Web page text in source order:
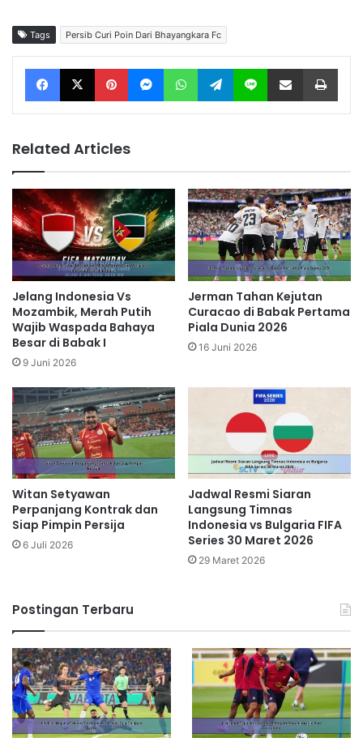
Tags Persib Curi Poin Dari Bhayangkara Fc
Facebook X Pinterest Messenger WhatsApp Telegram Line Share via Email
Related Articles
Jelang Indonesia Vs
Mozambik, Merah Putih
Wajib Waspada Bahaya
Besar di Babak I
9 Juni 2026
Jerman Tahan Kejutan
Curacao di Babak Pertama
Piala Dunia 2026
16 Juni 2026
Witan Setyawan
Perpanjang Kontrak dan
Siap Pimpin Persija
6 Juli 2026
Jadwal Resmi Siaran
Langsung Timnas
Indonesia vs Bulgaria FIFA
Series 30 Maret 2026
29 Maret 2026
Postingan Terbaru